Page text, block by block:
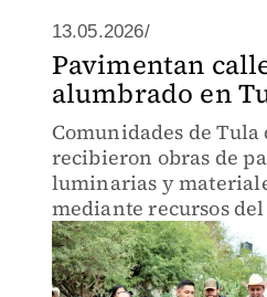
13.05.2026/
Pavimentan
alumbrado en
Comunidades de
recibieron obras de
luminarias y
mediante recursos
participativo y
destinados a